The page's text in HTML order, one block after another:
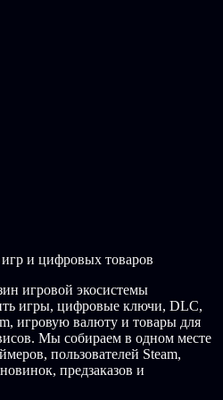
и цифровых товаров
игровой экосистемы
игры, цифровые ключи, DLC,
игровую валюту и товары для
Мы собираем в одном месте
пользователей Steam,
предзаказов и